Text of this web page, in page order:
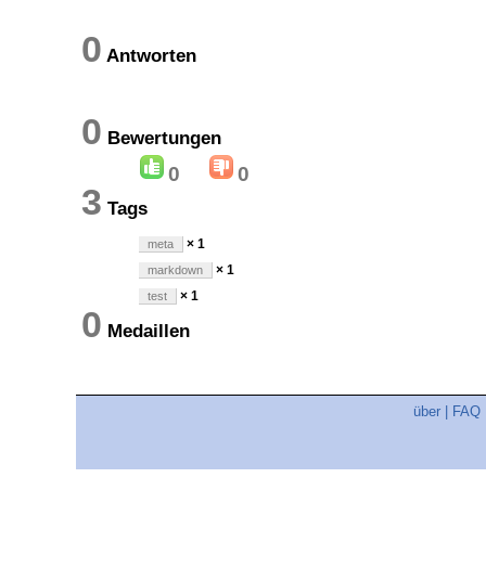
0 Antworten
0 Bewertungen
0 0
3 Tags
meta × 1
markdown × 1
test × 1
0 Medaillen
über FAQ